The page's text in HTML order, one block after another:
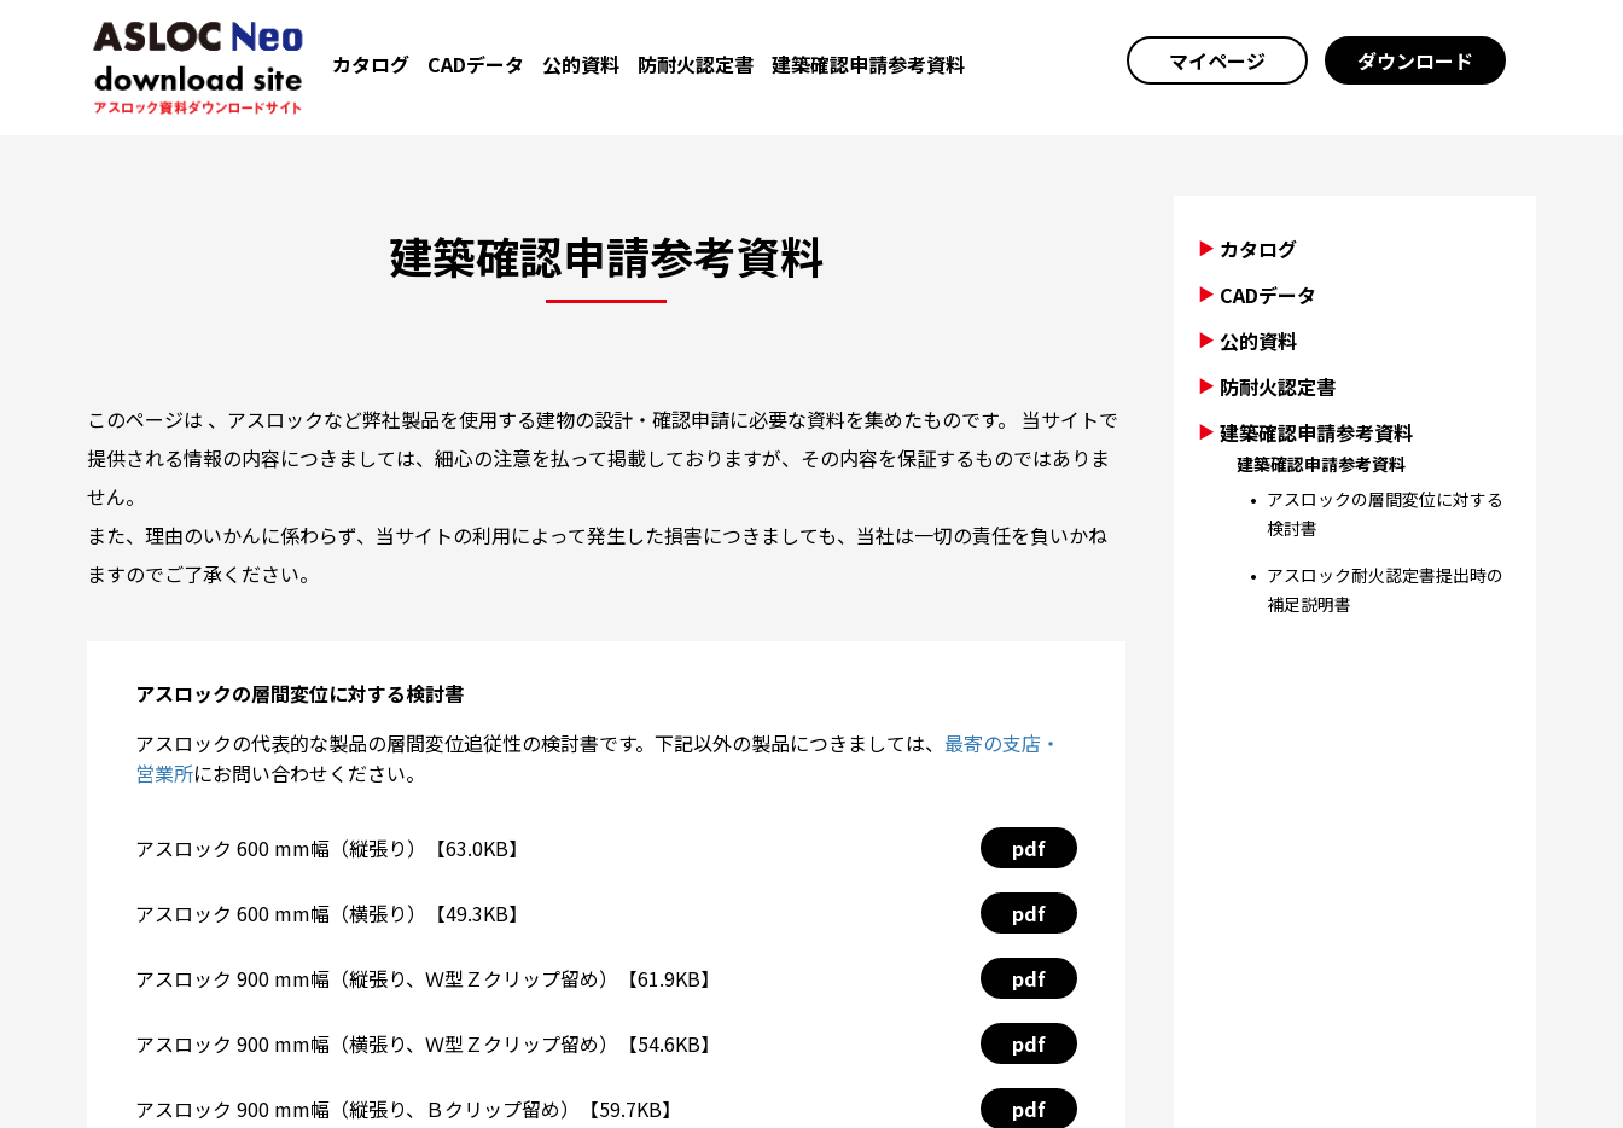
カタログ CADデータ 公的資料 防耐火認定書 建築確認申請参考資料 マイページ ダウンロード
建築確認申請参考資料
このページは 、アスロックなど弊社製品を使用する建物の設計・確認申請に必要な資料を集めたものです。 当サイトで
提供される情報の内容につきましては、細心の注意を払って掲載しておりますが、その内容を保証するものではありま
せん。
また、理由のいかんに係わらず、当サイトの利用によって発生した損害につきましても、当社は一切の責任を負いかね
ますのでご了承ください。
アスロックの層間変位に対する検討書
アスロックの代表的な製品の層間変位追従性の検討書です。下記以外の製品につきましては、 最寄の支店・
営業所にお問い合わせください。
アスロック 600 mm幅（縦張り）【63.0KB】 pdf
アスロック 600 mm幅（横張り）【49.3KB】 pdf
アスロック 900 mm幅（縦張り、Ｗ型Ｚクリップ留め）【61.9KB】 pdf
アスロック 900 mm幅（横張り、Ｗ型Ｚクリップ留め）【54.6KB】 pdf
アスロック 900 mm幅（縦張り、Ｂクリップ留め）【59.7KB】 pdf
カタログ
CADデータ
公的資料
防耐火認定書
建築確認申請参考資料
建築確認申請参考資料
アスロックの層間変位に対する
検討書
アスロック耐火認定書提出時の
補足説明書